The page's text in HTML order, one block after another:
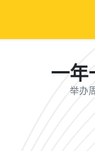
一年
举办